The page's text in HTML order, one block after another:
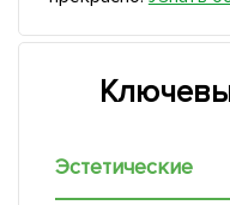
Эстетические